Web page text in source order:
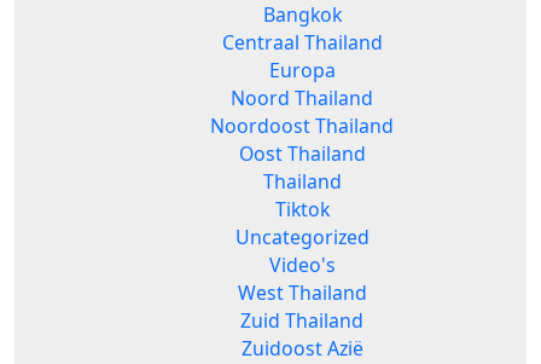
Bangkok
Centraal Thailand
Europa
Noord Thailand
Noordoost Thailand
Oost Thailand
Thailand
Tiktok
Uncategorized
Video's
West Thailand
Zuid Thailand
Zuidoost Azië